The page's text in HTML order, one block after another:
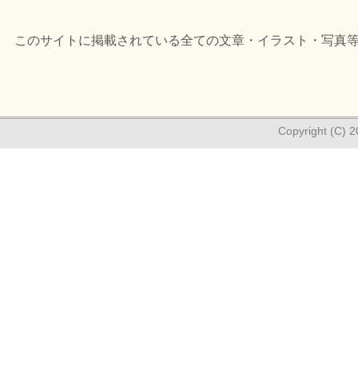
このサイトに掲載されている全ての文章・イラスト・写真
Copyright (C)